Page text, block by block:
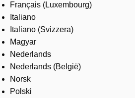
Français (Luxembourg)
Italiano
Italiano (Svizzera)
Magyar
Nederlands
Nederlands (België)
Norsk
Polski